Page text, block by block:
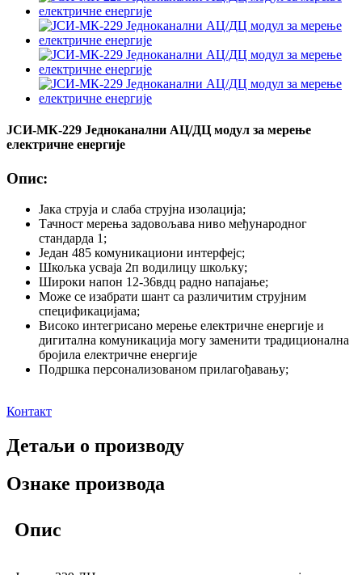
ЈСИ-МК-229 Једноканални АЦ/ДЦ модул за мерење
електричне енергије
Опис:
Јака струја и слаба струјна изолација;
Тачност мерења задовољава ниво међународног
стандарда 1;
Један 485 комуникациони интерфејс;
Шкољка усваја 2п водилицу шкољку;
Широки напон 12-36вдц радно напајање;
Може се изабрати шант са различитим струјним
спецификацијама;
Високо интегрисано мерење електричне енергије и
дигитална комуникација могу заменити традиционална
бројила електричне енергије
Подршка персонализованом прилагођавању;
Контакт
Детаљи о производу
Ознаке производа
Опис